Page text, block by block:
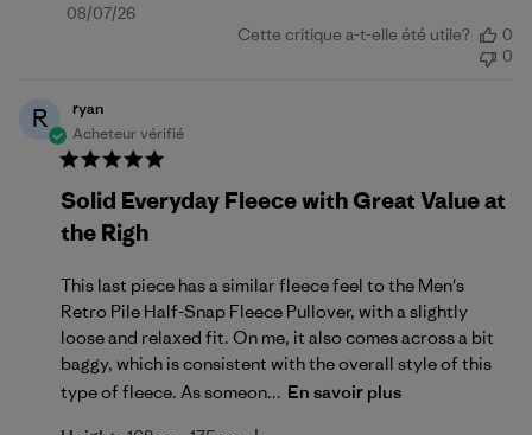
Date
08/07/26
Cette critique a-t-elle été utile?
0
0
R
ryan
Acheteur vérifié
Solid Everyday Fleece with Great Value at
the Righ
This last piece has a similar fleece feel to the Men's
Retro Pile Half-Snap Fleece Pullover, with a slightly
loose and relaxed fit. On me, it also comes across a bit
baggy, which is consistent with the overall style of this
type of fleece. As someon... En savoir plus